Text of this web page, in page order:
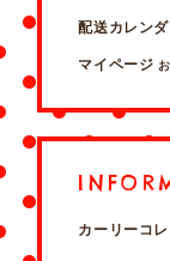
配送カレン
マイページ
カーリーコ